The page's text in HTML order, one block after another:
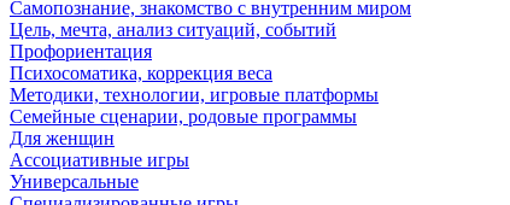
Самопознание, знакомство с внутренним миром
Цель, мечта, анализ ситуаций, событий
Профориентация
Психосоматика, коррекция веса
Методики, технологии, игровые платформы
Семейные сценарии, родовые программы
Для женщин
Ассоциативные игры
Универсальные